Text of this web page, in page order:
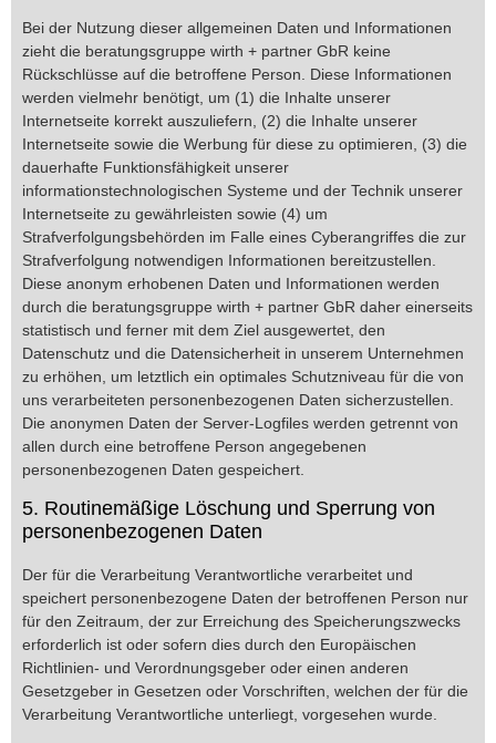
Bei der Nutzung dieser allgemeinen Daten und Informationen
zieht die beratungsgruppe wirth + partner GbR keine
Rückschlüsse auf die betroffene Person. Diese Informationen
werden vielmehr benötigt, um (1) die Inhalte unserer
Internetseite korrekt auszuliefern, (2) die Inhalte unserer
Internetseite sowie die Werbung für diese zu optimieren, (3) die
dauerhafte Funktionsfähigkeit unserer
informationstechnologischen Systeme und der Technik unserer
Internetseite zu gewährleisten sowie (4) um
Strafverfolgungsbehörden im Falle eines Cyberangriffes die zur
Strafverfolgung notwendigen Informationen bereitzustellen.
Diese anonym erhobenen Daten und Informationen werden
durch die beratungsgruppe wirth + partner GbR daher einerseits
statistisch und ferner mit dem Ziel ausgewertet, den
Datenschutz und die Datensicherheit in unserem Unternehmen
zu erhöhen, um letztlich ein optimales Schutzniveau für die von
uns verarbeiteten personenbezogenen Daten sicherzustellen.
Die anonymen Daten der Server-Logfiles werden getrennt von
allen durch eine betroffene Person angegebenen
personenbezogenen Daten gespeichert.
5. Routinemäßige Löschung und Sperrung von
personenbezogenen Daten
Der für die Verarbeitung Verantwortliche verarbeitet und
speichert personenbezogene Daten der betroffenen Person nur
für den Zeitraum, der zur Erreichung des Speicherungszwecks
erforderlich ist oder sofern dies durch den Europäischen
Richtlinien- und Verordnungsgeber oder einen anderen
Gesetzgeber in Gesetzen oder Vorschriften, welchen der für die
Verarbeitung Verantwortliche unterliegt, vorgesehen wurde.